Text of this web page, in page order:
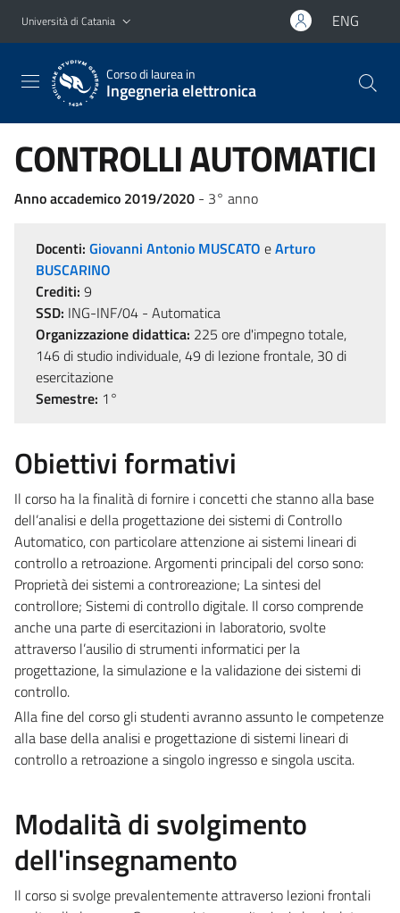
Vai al contenuto principale
Vai al menu di navigazione
Università di Catania ENG
Corso di laurea in
Ingegneria elettronica
CONTROLLI AUTOMATICI
Anno accademico 2019/2020 - 3° anno
Docenti: Giovanni Antonio MUSCATO eArturo
BUSCARINO
Crediti: 9
SSD: ING-INF/04 - Automatica
Organizzazione didattica: 225 ore d'impegno totale,
146 di studio individuale, 49 di lezione frontale, 30 di
esercitazione
Semestre: 1°
Obiettivi formativi
Il corso ha la finalità di fornire i concetti che stanno alla base
dell’analisi e della progettazione dei sistemi di Controllo
Automatico, con particolare attenzione ai sistemi lineari di
controllo a retroazione. Argomenti principali del corso sono:
Proprietà dei sistemi a controreazione; La sintesi del
controllore; Sistemi di controllo digitale. Il corso comprende
anche una parte di esercitazioni in laboratorio, svolte
attraverso l’ausilio di strumenti informatici per la
progettazione, la simulazione e la validazione dei sistemi di
controllo.
Alla fine del corso gli studenti avranno assunto le competenze
alla base della analisi e progettazione di sistemi lineari di
controllo a retroazione a singolo ingresso e singola uscita.
Modalità di svolgimento
dell'insegnamento
Il corso si svolge prevalentemente attraverso lezioni frontali